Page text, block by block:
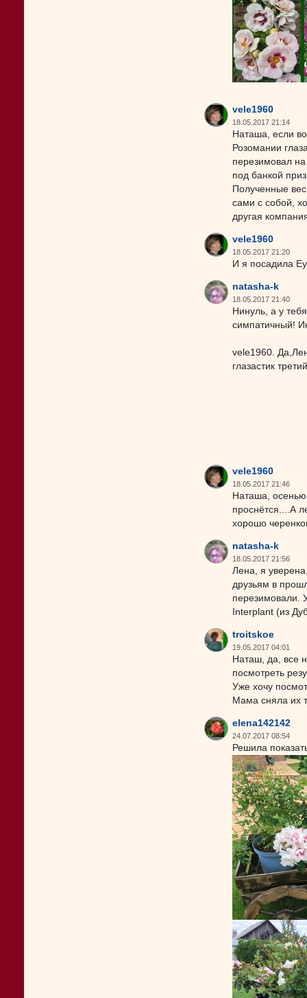
vele1960
18.05.2017 21:14
Наташа, если
Розомании
перезимовал
под банкой
Полученные
сами с собой,
другая
vele1960
18.05.2017 21:20
И я посадила
natasha-k
18.05.2017 21:40
Нинуль, а у
симпатичный!
vele1960.
глазастик
vele1960
18.05.2017 21:46
Наташа,
проснётся....А
хорошо
natasha-k
18.05.2017 21:56
Лена, я
друзьям в
перезимовали.
Interplant (из
troitskoe
19.05.2017 04:01
Наташ, да, все
посмотреть
Уже хочу
Мама сняла их
elena142142
24.07.2017 08:54
Решила